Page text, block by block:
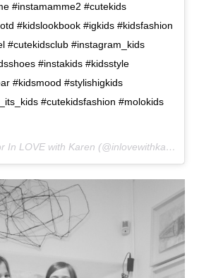
#instamamme2 #cutekids
#kidslookbook #igkids #kidsfashion
#cutekidsclub #instagram_kids
#instakids #kidsstyle
#kidsmood #stylishigkids
#cutekidsfashion #molokids
Una foto publicada por In LOVE with Karen (@inlovewithkaren) el